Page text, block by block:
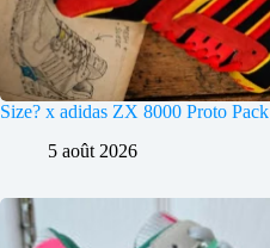
Size? x adidas ZX 8000 Proto Pack
5 août 2026